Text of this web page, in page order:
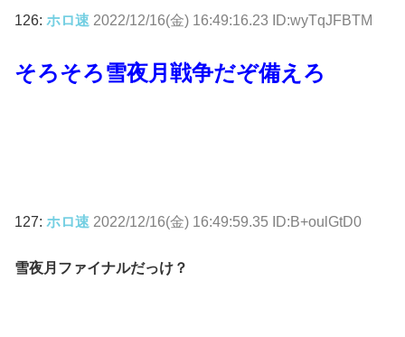
126: ホロ速 2022/12/16(金) 16:49:16.23 ID:wyTqJFBTM
そろそろ雪夜月戦争だぞ備えろ
127: ホロ速 2022/12/16(金) 16:49:59.35 ID:B+oulGtD0
雪夜月ファイナルだっけ？